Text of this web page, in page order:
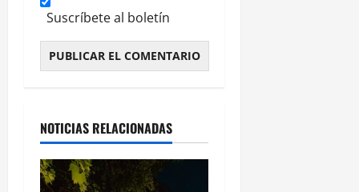
Suscríbete al boletín
NOTICIAS RELACIONADAS